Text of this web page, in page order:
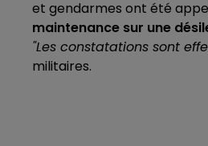
et gendarmes ont été
maintenance sur une
"Les constatations sont
militaires.